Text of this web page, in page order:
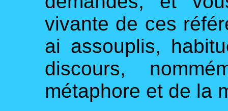
vivante de ces
ai assouplis,
discours,
métaphore et de la